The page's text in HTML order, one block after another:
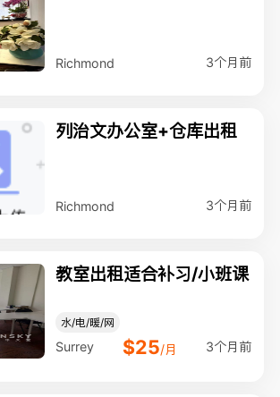
Richmond 3个月前
列治文办公室+仓库出租
Richmond 3个月前
教室出租适合补习/小班课
水/电/暖/网
Surrey $25/月 3个月前